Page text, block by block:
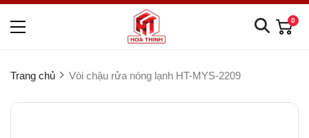
0
Trang chủ Vòi chậu rửa nóng lạnh HT-MYS-2209